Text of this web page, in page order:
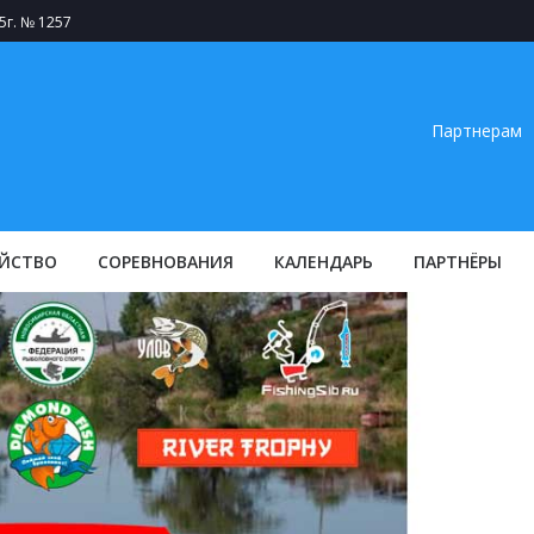
№ 1257
Партнерам
СОРЕВНОВАНИЯ КАЛЕНДАРЬ ПАРТНЁРЫ